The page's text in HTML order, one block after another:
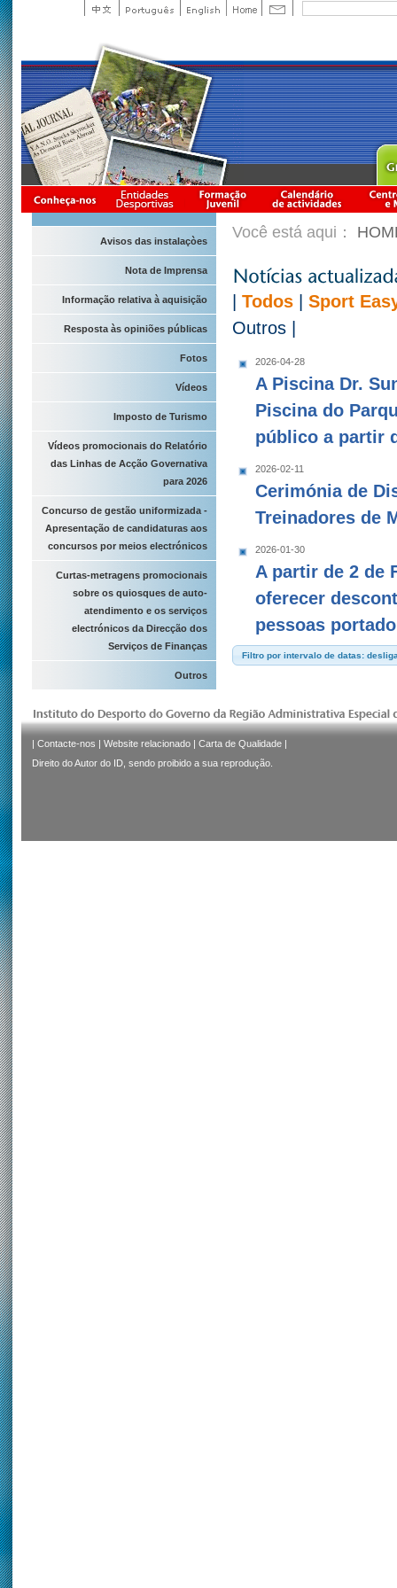
Avisos das instalaçòes
Nota de Imprensa
Informação relativa à aquisição
Resposta às opiniões públicas
Fotos
Vídeos
Imposto de Turismo
Vídeos promocionais do Relatório
das Linhas de Acção Governativa
para 2026
Concurso de gestão uniformizada -
Apresentação de candidaturas aos
concursos por meios electrónicos
Curtas-metragens promocionais
sobre os quiosques de auto-
atendimento e os serviços
electrónicos da Direcção dos
Serviços de Finanças
Outros
Você está aqui：
Todos
Sport
Outros
2026-04-28
A Piscina Dr.
Piscina do
público a partir
2026-02-11
Cerimónia de
Treinadores de
2026-01-30
A partir de 2 de
oferecer
pessoas
Filtro por intervalo de datas:
| Contacte-nos | Website relacionado | Carta de Qualidade |
Direito do Autor do ID, sendo proibido a sua reprodução.